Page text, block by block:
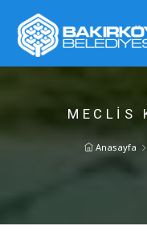
MECLIS
Anasayfa